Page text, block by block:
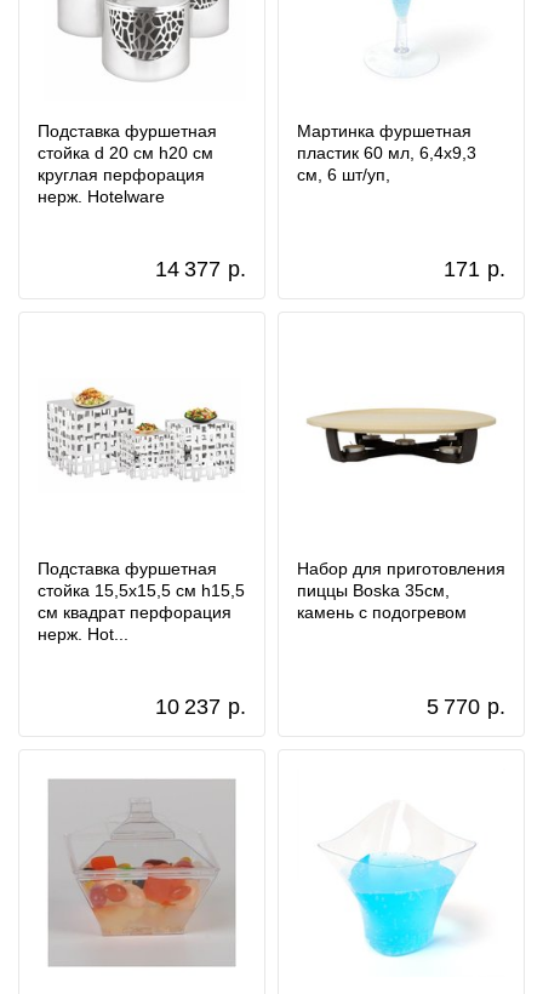
Подставка фуршетная
стойка d 20 см h20 см
круглая перфорация
нерж. Hotelware
14 377 р.
Мартинка фуршетная
пластик 60 мл, 6,4x9,3
см, 6 шт/уп,
171 р.
Подставка фуршетная
стойка 15,5x15,5 см h15,5
см квадрат перфорация
нерж. Hot...
10 237 р.
Набор для приготовления
пиццы Boska 35см,
камень с подогревом
5 770 р.